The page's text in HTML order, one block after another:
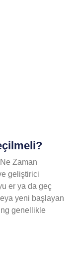
Zaman
geliştirici
er ya da geç
yeni başlayan
genellikle